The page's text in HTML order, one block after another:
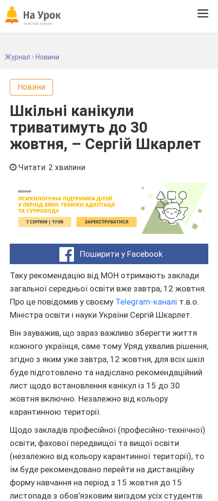
Журнал Новини
Новини
Шкільні канікули
триватимуть до 30
жовтня, – Сергій Шкарлет
Читати: 2 хвилини
Поширити у Facebook
Таку рекомендацію від МОН отримають заклади
загальної середньої освіти вже завтра, 12 жовтня.
Про це повідомив у своєму Telegram-каналі т.в.о.
Міністра освіти і науки України Сергій Шкарлет.
Він зауважив, що зараз важливо зберегти життя
кожного українця, саме тому Уряд ухвалив рішення,
згідно з яким уже завтра, 12 жовтня, для всіх шкіл
буде підготовлено та надіслано рекомендаційний
лист щодо встановлення канікул із 15 до 30
жовтня включно. Незалежно від кольору
карантинною території.
Щодо закладів професійної (професійно-технічної)
освіти, фахової передвищої та вищої освіти
(незалежно від кольору карантинної території), то
їм буде рекомендовано перейти на дистанційну
форму навчання на період з 15 жовтня до 15
листопада з обов’язковим виїздом усіх студентів